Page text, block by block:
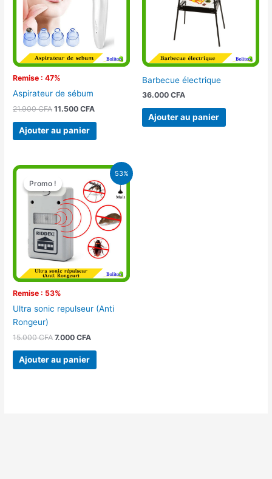
Remise : 47%
Aspirateur de sébum
21.900CFA 11.500CFA
Ajouter au panier
Barbecue électrique
36.000 CFA
Ajouter au panier
53%
Promo !
Remise : 53%
Promo !
Ultra sonic repulseur (Anti
Rongeur)
15.000CFA
Le
prix
initial
était :
15.000 CFA.
7.000CFA
Le
prix
actuel
est :
7.000 CFA.
Ajouter au panier